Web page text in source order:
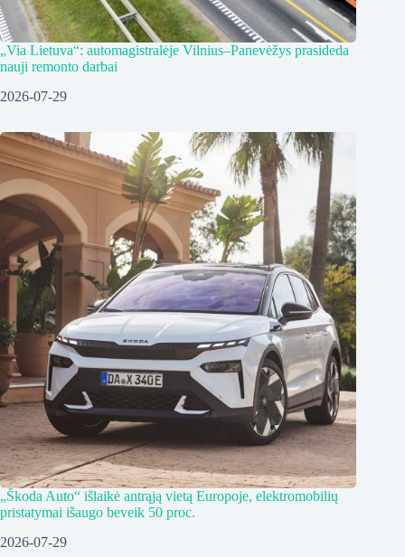
„Via Lietuva“: automagistralėje Vilnius–Panevėžys prasideda
nauji remonto darbai
2026-07-29
„Škoda Auto“ išlaikė antrąją vietą Europoje, elektromobilių
pristatymai išaugo beveik 50 proc.
2026-07-29